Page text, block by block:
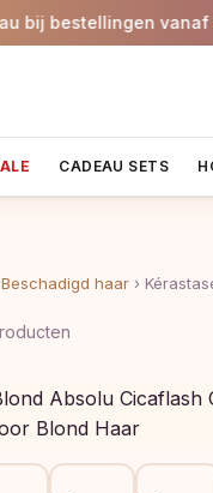
bestellingen vanaf €90
CADEAU SETS
Beschadigd haar ›